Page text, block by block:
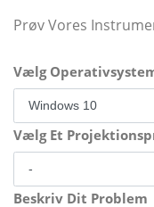
Prøv Vores
Vælg
Vælg Et
Beskriv Dit Problem